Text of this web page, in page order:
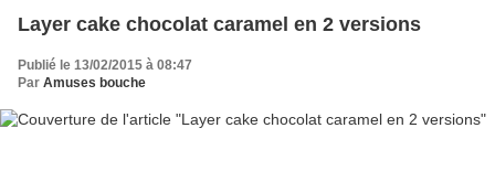
Layer cake chocolat caramel en 2 versions
Publié le 13/02/2015 à 08:47
Par Amuses bouche